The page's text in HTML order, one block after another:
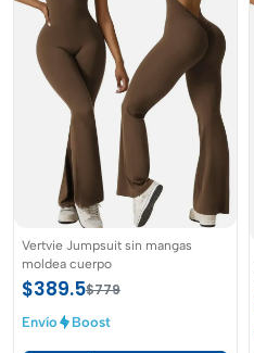
Vertvie Jumpsuit sin mangas
moldea cuerpo
$389.5$779
Envío Boost